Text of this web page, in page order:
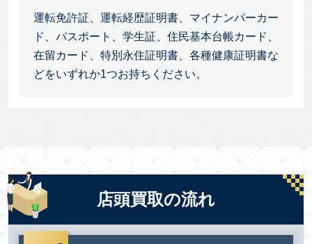
運転免許証、運転経歴証明書、マイナンバーカー
ド、パスポート、学生証、住民基本台帳カード、
在留カード、特別永住証明書、各種健康証明書な
どをいずれか1つお持ちください。
店頭買取の流れ